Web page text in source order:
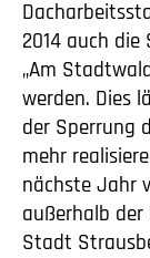
2014 auch
„Am
werden. Dies
der Sperrung
mehr
nächste Jahr
außerhalb der
Stadt